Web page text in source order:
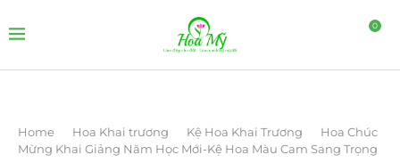
0
Home Hoa Khai trương Kệ Hoa Khai Trương
Hoa Chúc
Mừng Khai Giảng Năm Học Mới-Kệ Hoa Màu Cam Sang Trọng